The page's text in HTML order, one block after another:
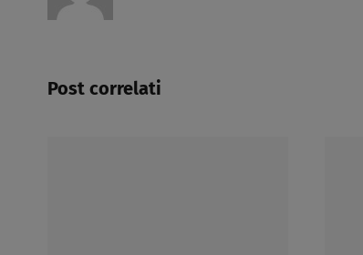
Post correlati